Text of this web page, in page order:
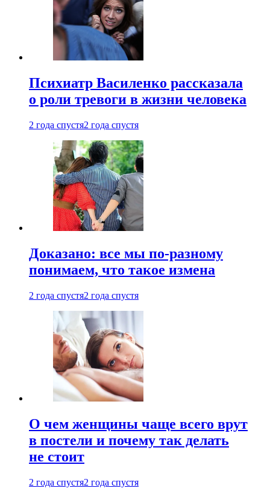
Психиатр Василенко рассказала
о роли тревоги в жизни человека
2 года спустя2 года спустя
Доказано: все мы по-разному
понимаем, что такое измена
2 года спустя2 года спустя
О чем женщины чаще всего врут
в постели и почему так делать
не стоит
2 года спустя2 года спустя